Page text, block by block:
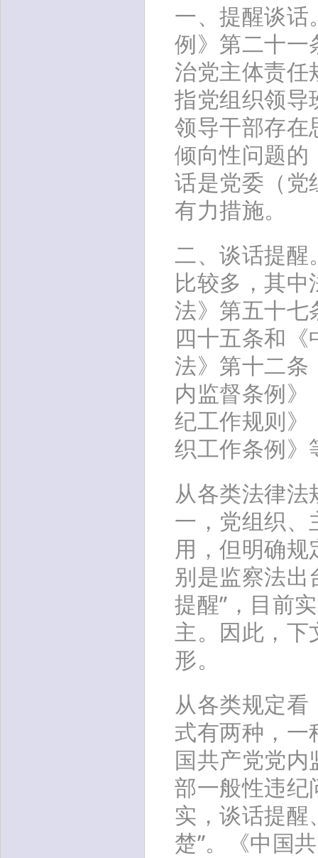
一、提醒谈
例》第二十一
治党主体责
指党组织领导
领导干部存在
倾向性问题的
话是党委（党
有力措施。
二、谈话提醒
比较多，其
法》第五十七
四十五条和
法》第十二条
内监督条例
纪工作规则》
织工作条例》
从各类法律
一，党组织
用，但明确
别是监察法出
提醒”，目前
主。因此，
形。
从各类规定
式有两种，一
国共产党党内
部一般性违纪
实，谈话提
楚”。《中国